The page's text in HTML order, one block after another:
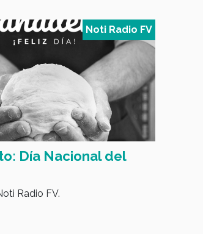
Noti Radio FV
Día Nacional del
Radio FV.